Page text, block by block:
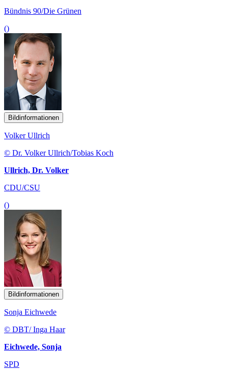
Bündnis 90/Die Grünen
()
Bildinformationen
Volker Ullrich
© Dr. Volker Ullrich/Tobias Koch
Ullrich, Dr. Volker
CDU/CSU
()
Bildinformationen
Sonja Eichwede
© DBT/ Inga Haar
Eichwede, Sonja
SPD